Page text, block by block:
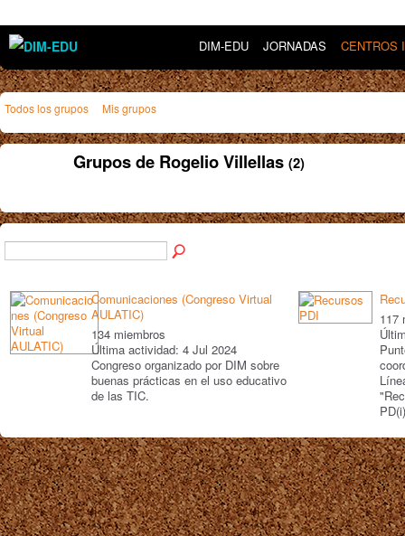
DIM-EDU JORNADAS CENTROS
Todos los grupos Mis grupos
Grupos de Rogelio Villellas (2)
Comunicaciones (Congreso Virtual
AULATIC)
134 miembros
Última actividad: 4 Jul 2024
Congreso organizado por DIM sobre
buenas prácticas en el uso educativo
de las TIC.
117